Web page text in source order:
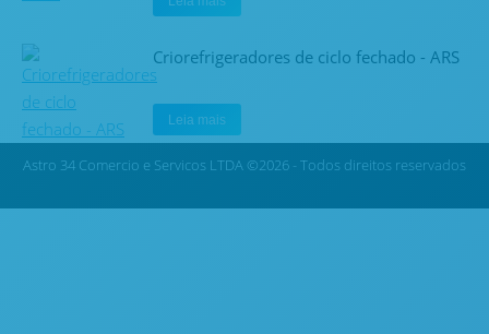
Criorefrigeradores de ciclo fechado - ARS
Leia mais
Astro 34 Comercio e Servicos LTDA ©2026 - Todos direitos reservados